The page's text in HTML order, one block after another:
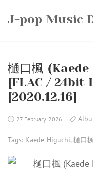
J-pop Music
樋口楓
[FLAC / 24bit
[2020.12.16]
27 February 2026
Tags: Kaede Higuchi,樋口